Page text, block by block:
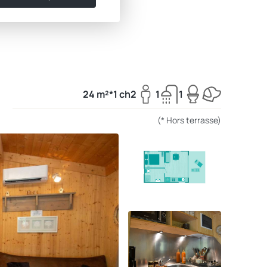
24 m²*1 ch2 1 1
(* Hors terrasse)